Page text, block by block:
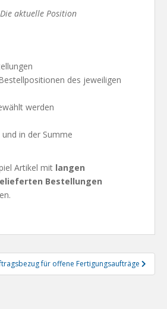
Die aktuelle Position
des jeweiligen
werden
in der Summe
Artikel mit langen
Bestellungen
für offene Fertigungsaufträge